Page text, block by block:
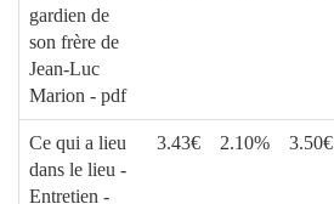
gardien de
son frère de
Jean-Luc
Marion - pdf
Ce qui a lieu
dans le lieu -
Entretien -
3.43€ 2.10% 3.50€